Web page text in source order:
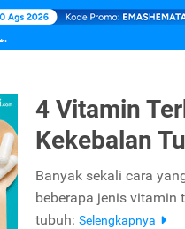
4 Vitamin
Kekebalan
Banyak sekali cara
beberapa jenis vitamin
tubuh: Selengkapnya